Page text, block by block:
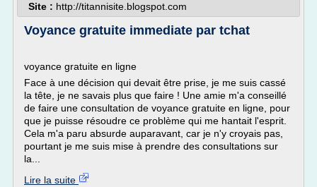
Site : http://titannisite.blogspot.com
Voyance gratuite immediate par tchat
voyance gratuite en ligne
Face à une décision qui devait être prise, je me suis cassé
la tête, je ne savais plus que faire ! Une amie m'a conseillé
de faire une consultation de voyance gratuite en ligne, pour
que je puisse résoudre ce problème qui me hantait l'esprit.
Cela m'a paru absurde auparavant, car je n'y croyais pas,
pourtant je me suis mise à prendre des consultations sur
la...
Lire la suite